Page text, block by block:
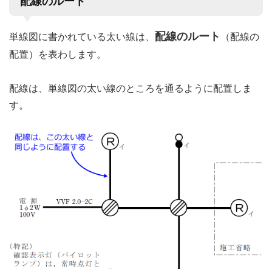
単線図に書かれている太い線は、 配線のルート
（配線の
配置）を表わします。
配線は、単線図の太い線のところを通るように配置しま
す。